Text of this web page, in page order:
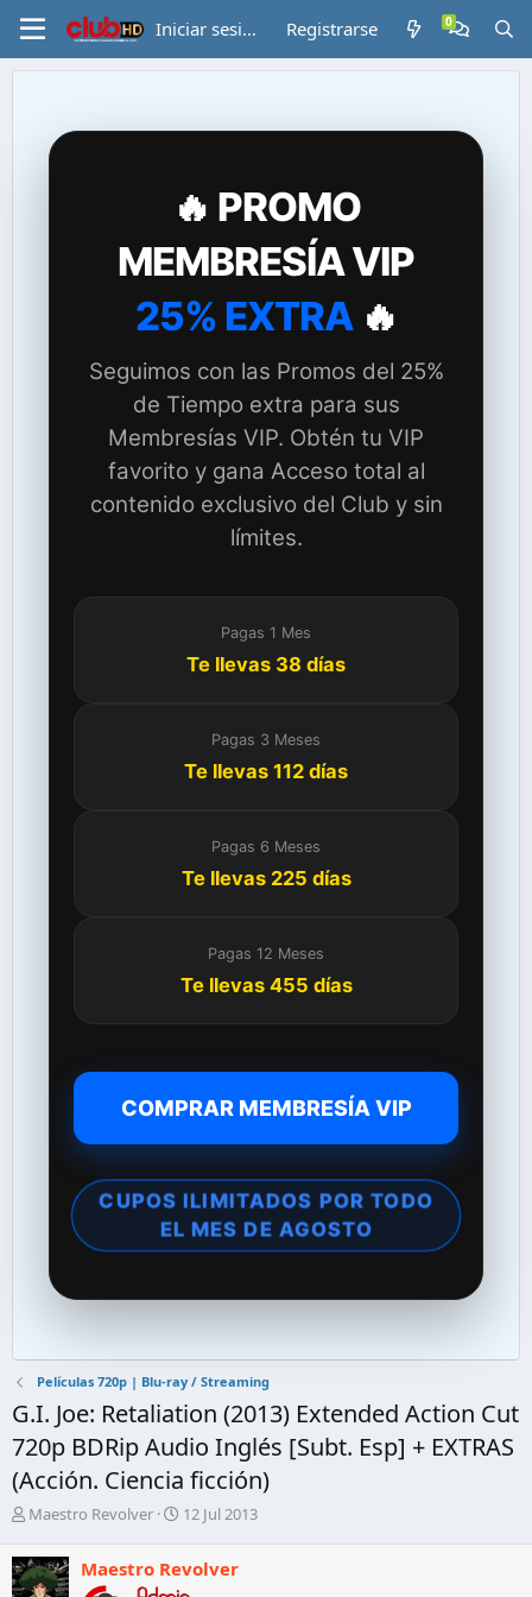
Iniciar sesión Registrarse
🔥 PROMO
MEMBRESÍA VIP
25% EXTRA🔥
Seguimos con las Promos del 25%
de Tiempo extra para sus
Membresías VIP. Obtén tu VIP
favorito y gana Acceso total al
contenido exclusivo del Club y sin
límites.
Pagas 1 Mes
Te llevas 38 días
Pagas 3 Meses
Te llevas 112 días
Pagas 6 Meses
Te llevas 225 días
Pagas 12 Meses
Te llevas 455 días
COMPRAR MEMBRESÍA VIP
CUPOS ILIMITADOS POR TODO
EL MES DE AGOSTO
Películas 720p | Blu-ray / Streaming
G.I. Joe: Retaliation (2013) Extended Action Cut
720p BDRip Audio Inglés [Subt. Esp] + EXTRAS
(Acción. Ciencia ficción)
A
t
o
Maestro Revolver
F
h
12 Jul 2013
Maestro Revolver